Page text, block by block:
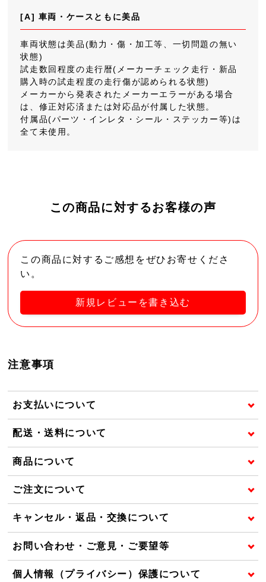
[A] 車両・ケースともに美品
車両状態は美品(動力・傷・加工等、一切問題の無い
状態)
試走数回程度の走行暦(メーカーチェック走行・新品
購入時の試走程度の走行傷が認められる状態)
メーカーから発表されたメーカーエラーがある場合
は、修正対応済または対応品が付属した状態。
付属品(パーツ・インレタ・シール・ステッカー等)は
全て未使用。
この商品に対するお客様の声
この商品に対するご感想をぜひお寄せくださ
い。
新規レビューを書き込む
注意事項
お支払いについて
配送・送料について
商品について
ご注文について
キャンセル・返品・交換について
お問い合わせ・ご意見・ご要望等
個人情報（プライバシー）保護について